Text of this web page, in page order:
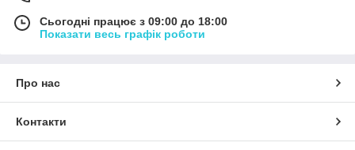
Сьогодні працює з 09:00 до 18:00
Показати весь графік роботи
Про нас
Контакти